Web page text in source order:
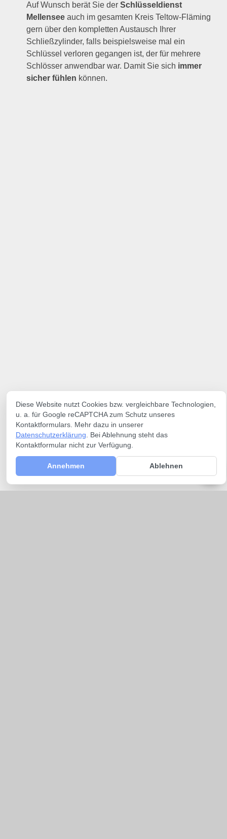
Auf Wunsch berät Sie derSchlüsseldienst
Mellensee auch im gesamten Kreis Teltow-Fläming
gern über den kompletten Austausch Ihrer
Schließzylinder, falls beispielsweise mal ein
Schlüssel verloren gegangen ist, der für mehrere
Schlösser anwendbar war. Damit Sie sich immer
sicher fühlen können.
Diese Website nutzt Cookies bzw. vergleichbare Technologien,
u. a. für Google reCAPTCHA zum Schutz unseres
Kontaktformulars. Mehr dazu in unserer
Datenschutzerklärung . Bei Ablehnung steht das
Kontaktformular nicht zur Verfügung.
Annehmen Ablehnen